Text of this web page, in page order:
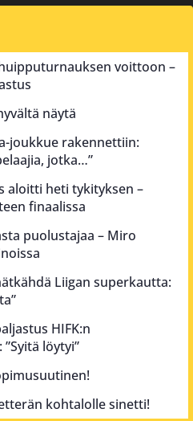
voittoon –
näytä
joukkue rakennettiin:
jotka…”
aloitti heti tykityksen –
finaalissa
puolustajaa – Miro
Liigan superkautta:
HIFK:n
löytyi”
kohtalolle sinetti!